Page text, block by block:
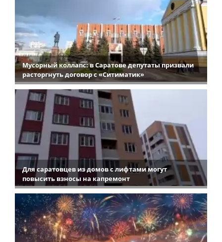
Мусорный коллапс: в Саратове депутаты призвали
расторгнуть договор с «Ситиматик»
Для саратовцев из домов с лифтами могут
повысить взносы на капремонт